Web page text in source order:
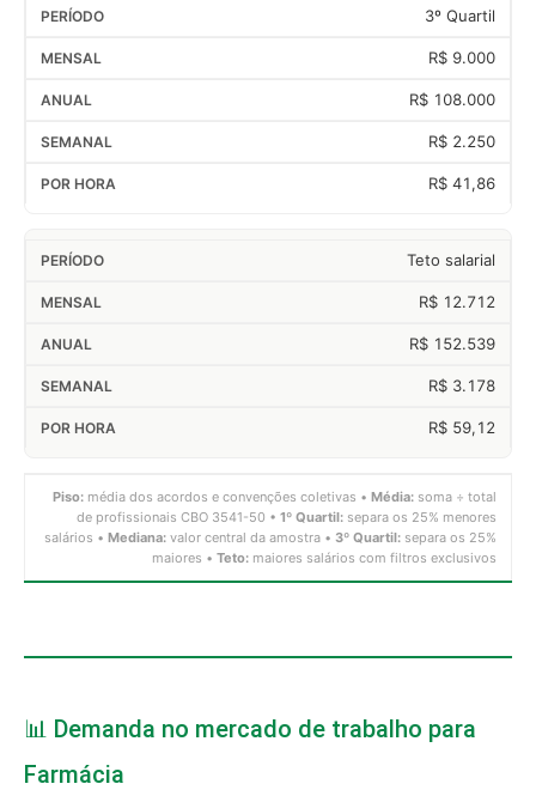
3º Quartil
R$ 9.000
R$ 108.000
R$ 2.250
R$ 41,86
Teto salarial
R$ 12.712
R$ 152.539
R$ 3.178
R$ 59,12
Piso: média dos acordos e convenções coletivas • Média: soma ÷ total
de profissionais CBO 3541-50 • 1º Quartil: separa os 25% menores
salários • Mediana: valor central da amostra • 3º Quartil: separa os 25%
maiores • Teto: maiores salários com filtros exclusivos
📊 Demanda no mercado de trabalho para
Farmácia